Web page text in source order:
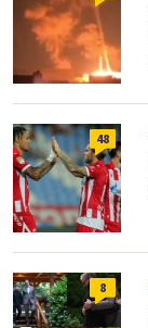
48
8